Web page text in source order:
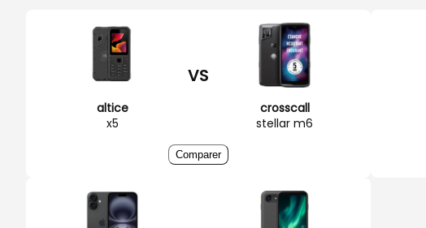
altice
x5
VS
crosscall
stellar m6
Comparer